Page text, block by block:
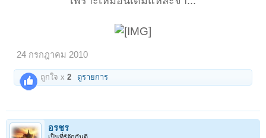
24 กรกฎาคม 2010
ถูกใจ x2 ดูรายการ
อรชร